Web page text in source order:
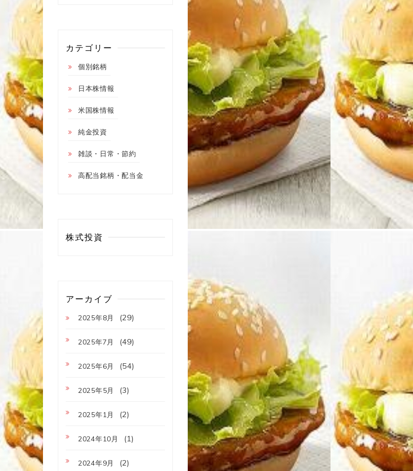
カテゴリー
個別銘柄
日本株情報
米国株情報
純金投資
雑談・日常・節約
高配当銘柄・配当金
株式投資
アーカイブ
2025年8月 (29)
2025年7月 (49)
2025年6月 (54)
2025年5月 (3)
2025年1月 (2)
2024年10月 (1)
2024年9月 (2)